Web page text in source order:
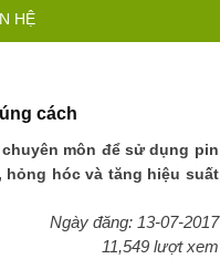
cách
môn để sử dụng pin
hóc và tăng hiệu suất
Ngày đăng: 13-07-2017
11,549 lượt xem
HỆ